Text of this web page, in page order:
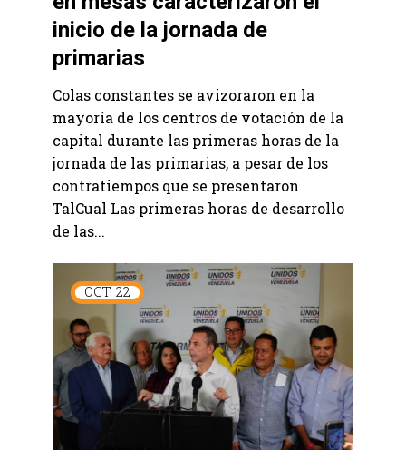
inicio de la jornada de
primarias
Colas constantes se avizoraron en la
mayoría de los centros de votación de la
capital durante las primeras horas de la
jornada de las primarias, a pesar de los
contratiempos que se presentaron
TalCual Las primeras horas de desarrollo
de las...
OCT 22